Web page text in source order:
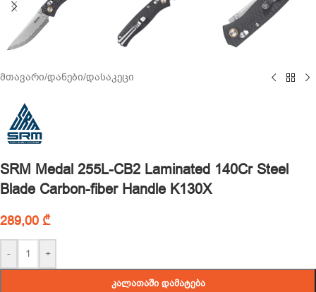
მთავარი/დანები/დასაკეცი
SRM Medal 255L-CB2 Laminated 140Cr Steel
Blade Carbon-fiber Handle K130X
289,00 ₾
- +
ᲙᲐᲚᲐᲗᲐᲨᲘ ᲓᲐᲛᲐᲢᲔᲑᲐ